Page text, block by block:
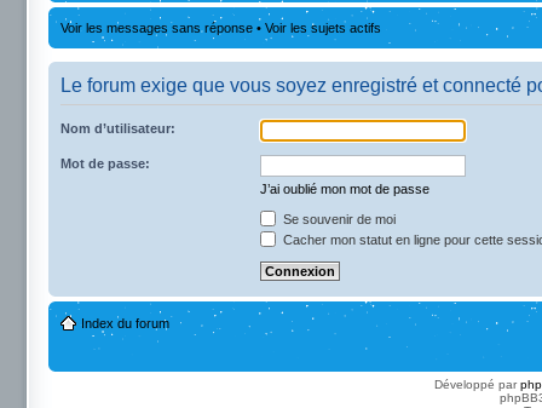
Voir les messages sans réponse • Voir les sujets actifs
Le forum exige que vous soyez enregistré et connecté
Nom d’utilisateur:
Mot de passe:
J’ai oublié mon mot de passe
Se souvenir de moi
Cacher mon statut en ligne pour cette
Index du forum
Développé par